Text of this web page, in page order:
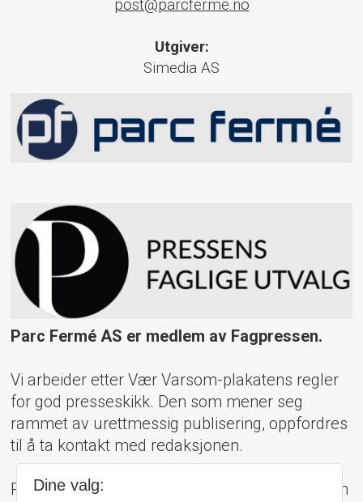
post@parcferme.no
Utgiver:
Simedia AS
Parc Fermé AS er medlem av Fagpressen.
Vi arbeider etter Vær Varsom-plakatens regler
for god presseskikk. Den som mener seg
rammet av urettmessig publisering, oppfordres
til å ta kontakt med redaksjonen.
Pressens Faglige Utvalg (PFU) er et klageorgan
Dine valg: